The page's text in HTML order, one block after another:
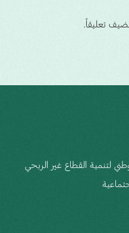
تعليقاً.
المركز الوطني لتنمية القطاع غير الربحي